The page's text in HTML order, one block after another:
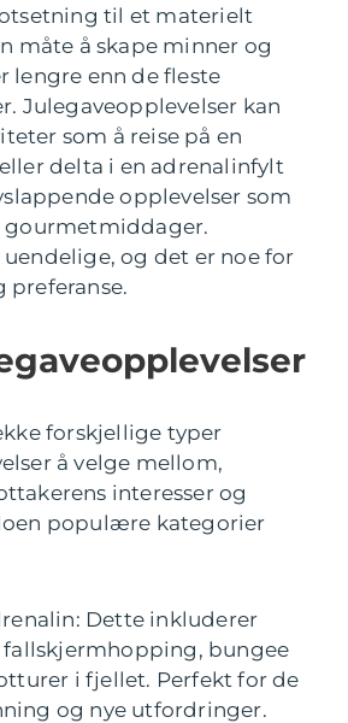
til et materielt
måte å skape minner og
lengre enn de fleste
Julegaveopplevelser kan
som å reise på en
delta i en adrenalinfylt
opplevelser som
gourmetmiddager.
og det er noe for
preferanse.
forskjellige typer
å velge mellom,
interesser og
populære kategorier
Dette inkluderer
bungee
i fjellet. Perfekt for de
og nye utfordringer.